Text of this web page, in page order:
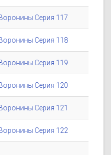
Серия 117
Серия 118
Серия 119
Серия 120
Серия 121
Серия 122